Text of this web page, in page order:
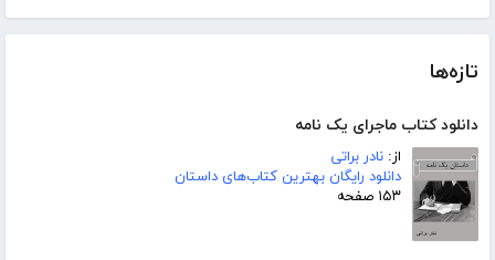
تازه‌ها
دانلود کتاب ماجرای یک نامه
از: نادر براتی
دانلود رایگان بهترین کتاب‌های داستان
۱۵۳ صفحه